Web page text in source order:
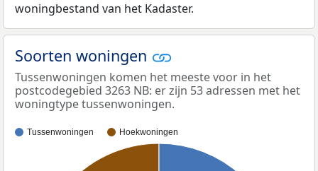
woningbestand van het Kadaster.
Soorten woningen
Tussenwoningen komen het meeste voor in het
postcodegebied 3263 NB: er zijn 53 adressen met het
woningtype tussenwoningen.
Tussenwoningen Hoekwoningen